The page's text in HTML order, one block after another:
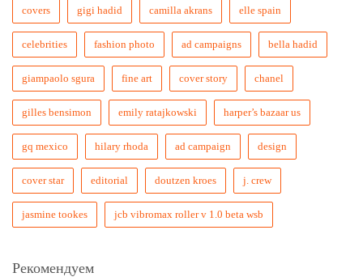
covers gigi hadid camilla akrans elle spain
celebrities fashion photo ad campaigns bella hadid
giampaolo sgura fine art cover story chanel
gilles bensimon emily ratajkowski harper’s bazaar us
gq mexico hilary rhoda ad campaign design
cover star editorial doutzen kroes j. crew
jasmine tookes jcb vibromax roller v 1.0 beta wsb
Рекомендуем